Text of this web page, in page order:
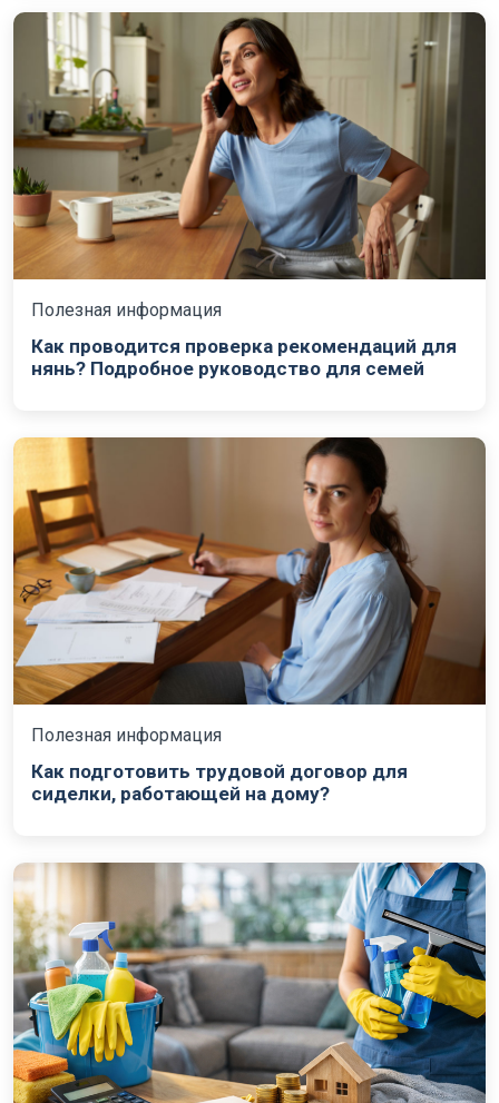
Полезная информация
Как проводится проверка рекомендаций для
нянь? Подробное руководство для семей
Полезная информация
Как подготовить трудовой договор для
сиделки, работающей на дому?